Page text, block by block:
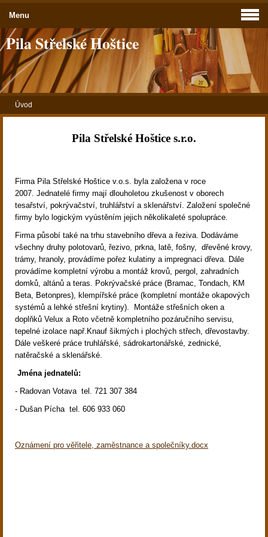
Pila Střelské Hoštice
Úvod
Pila Střelské Hoštice s.r.o.
Firma Pila Střelské Hoštice v.o.s. byla založena v roce
2007. Jednatelé firmy mají dlouholetou zkušenost v oborech
tesařství, pokrývačství, truhlářství a sklenářství. Založení společné
firmy bylo logickým vyústěním jejich několikaleté spolupráce.
Firma působí také na trhu stavebního dřeva a řeziva. Dodáváme
všechny druhy polotovarů, řezivo, prkna, latě, fošny, dřevěné krovy,
trámy, hranoly, provádíme pořez kulatiny a impregnaci dřeva. Dále
provádíme kompletní výrobu a montáž krovů, pergol, zahradních
domků, altánů a teras. Pokrývačské práce (Bramac, Tondach, KM
Beta, Betonpres), klempířské práce (kompletní montáže okapových
systémů a lehké střešní krytiny). Montáže střešních oken a
doplňků Velux a Roto včetně kompletního pozáručního servisu,
tepelné izolace např.Knauf šikmých i plochých střech, dřevostavby.
Dále veškeré práce truhlářské, sádrokartonářské, zednické,
natěračské a sklenářské.
Jména jednatelů:
- Radovan Votava tel. 721 307 384
- Dušan Pícha tel. 606 933 060
Oznámení pro věřitele, zaměstnance a společníky.docx
Menu